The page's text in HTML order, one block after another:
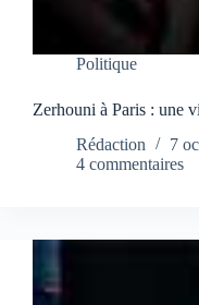
Politique
Zerhouni à Paris : une
Rédaction
7
4 commentaires